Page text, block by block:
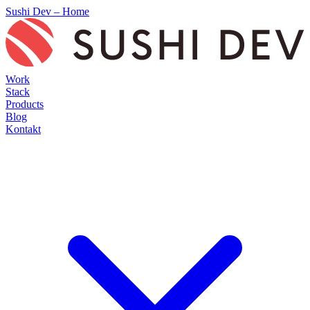
Sushi Dev – Home
Work
Stack
Products
Blog
Kontakt